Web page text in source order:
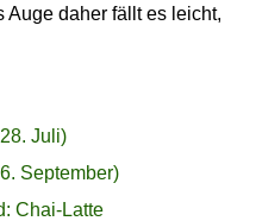
Auge daher fällt es leicht,
Juli)
September)
Chai-Latte